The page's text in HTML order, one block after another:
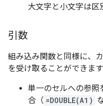
大文字と小文字は区
引数
組み込み関数と同様に、
を受け取ることができます
単一のセルへの参照
合（ =DOUBLE(A1)